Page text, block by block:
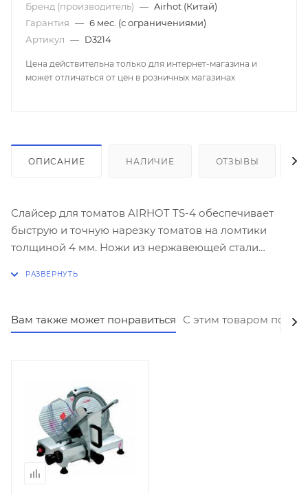
Бренд (производитель) — Airhot (Китай)
Гарантия — 6 мес. (с ограничениями)
Артикул — D3214
Цена действительна только для интернет-магазина и
может отличаться от цен в розничных магазинах
ОПИСАНИЕ НАЛИЧИЕ ОТЗЫВЫ
Слайсер для томатов AIRHOT TS-4 обеспечивает
быструю и точную нарезку томатов на ломтики
толщиной 4 мм. Ножи из нержавеющей стали
Четыре нескользящие резиновые ножки надежно
удержат слайсер на поверхности стола.
Вам также может понравиться С этим товаром